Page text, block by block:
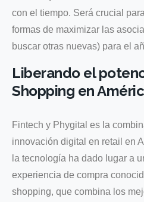
con el tiempo. Será crucial
formas de maximizar las
buscar otras nuevas) para el
Liberando el
Shopping en
Fintech y Phygital es la
innovación digital en retail en
la tecnología ha dado lugar a
experiencia de compra
shopping, que combina los